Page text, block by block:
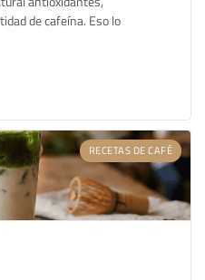
de cafeína. Eso lo
RECETAS DE CAFÉ